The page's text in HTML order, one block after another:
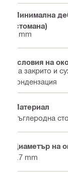
Минимална
(стомана)
4 mm
Условия на
На закрито и
кондензация
Материал
Въглеродна
Диаметър на
3.7 mm